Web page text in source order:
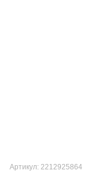
Артикул: 2212925864